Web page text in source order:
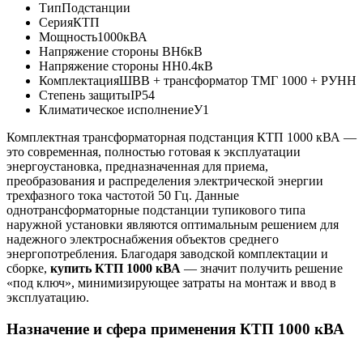
ТипПодстанции
СерияКТП
Мощность1000кВА
Напряжение стороны ВН6кВ
Напряжение стороны НН0.4кВ
КомплектацияШВВ + трансформатор ТМГ 1000 + РУНН
Степень защитыIP54
Климатическое исполнениеУ1
Комплектная трансформаторная подстанция КТП 1000 кВА —
это современная, полностью готовая к эксплуатации
энергоустановка, предназначенная для приема,
преобразования и распределения электрической энергии
трехфазного тока частотой 50 Гц. Данные
однотрансформаторные подстанции тупикового типа
наружной установки являются оптимальным решением для
надежного электроснабжения объектов среднего
энергопотребления. Благодаря заводской комплектации и
сборке, купить КТП 1000 кВА — значит получить решение
«под ключ», минимизирующее затраты на монтаж и ввод в
эксплуатацию.
Назначение и сфера применения КТП 1000 кВА